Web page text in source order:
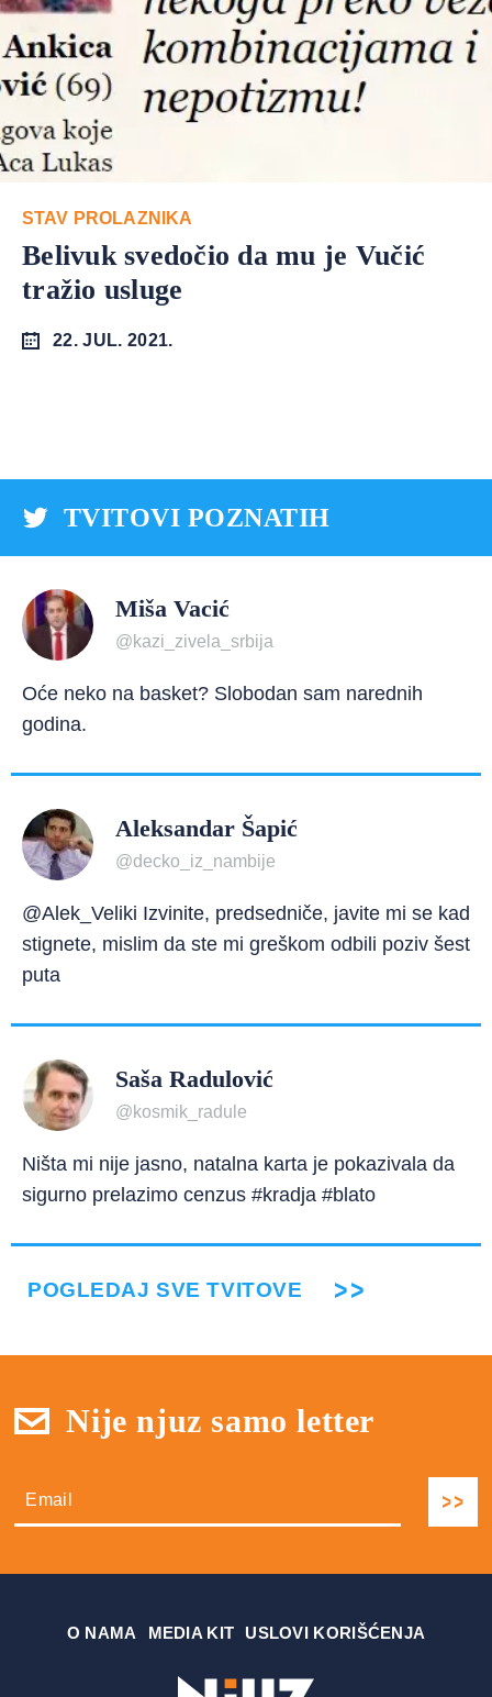
STAV PROLAZNIKA
Belivuk svedočio da mu je Vučić
tražio usluge
22. JUL. 2021.
TVITOVI POZNATIH
Miša Vacić
@kazi_zivela_srbija
Oće neko na basket? Slobodan sam narednih
godina.
Aleksandar Šapić
@decko_iz_nambije
@Alek_Veliki Izvinite, predsedniče, javite mi se kad
stignete, mislim da ste mi greškom odbili poziv šest
puta
Saša Radulović
@kosmik_radule
Ništa mi nije jasno, natalna karta je pokazivala da
sigurno prelazimo cenzus #kradja #blato
POGLEDAJ SVE TVITOVE
Nije njuz samo letter
О NAMA MEDIA KIT USLOVI KORIŠĆENJA